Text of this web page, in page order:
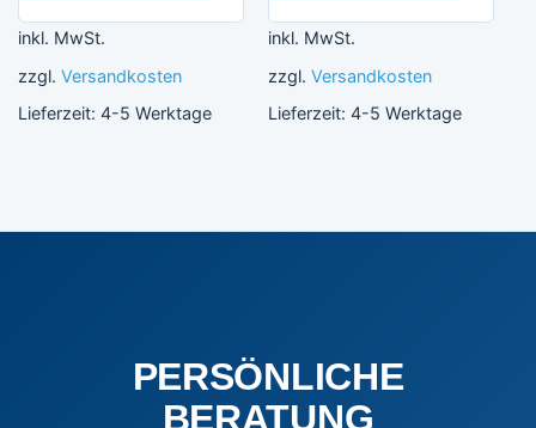
inkl. MwSt.
zzgl. Versandkosten
Lieferzeit: 4-5 Werktage
inkl. MwSt.
zzgl. Versandkosten
Lieferzeit: 4-5 Werktage
PERSÖNLICHE
BERATUNG